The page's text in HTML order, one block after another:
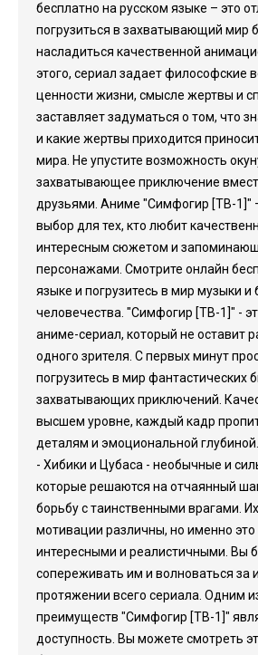
бесплатно на русском языке – это
погрузиться в захватывающий мир
насладиться качественной
этого, сериал задает философские
ценности жизни, смысле жертвы и
заставляет задуматься о том, что
и какие жертвы приходится
мира. Не упустите возможность
захватывающее приключение
друзьями. Аниме "Симфогир [ТВ-1]"
выбор для тех, кто любит
интересным сюжетом и
персонажами. Смотрите онлайн
языке и погрузитесь в мир музыки
человечества. "Симфогир [ТВ-1]" -
аниме-сериал, который не оставит
одного зрителя. С первых минут
погрузитесь в мир фантастических
захватывающих приключений.
высшем уровне, каждый кадр
деталям и эмоциональной
- Хибики и Цубаса - необычные и
которые решаются на отчаянный
борьбу с таинственными врагами.
мотивации различны, но именно это
интересными и реалистичными. Вы
сопереживать им и волноваться за
протяжении всего сериала. Одним
преимуществ "Симфогир [ТВ-1]"
доступность. Вы можете смотреть